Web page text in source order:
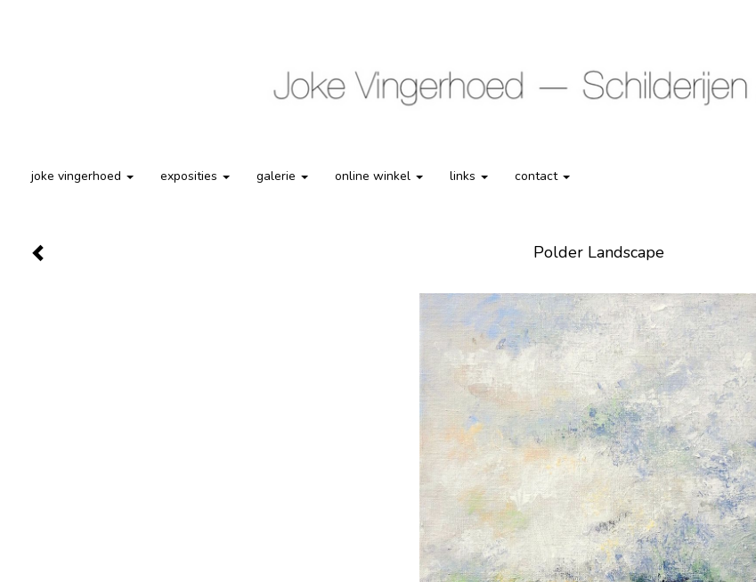
joke vingerhoed exposities galerie online winkel links contact
Polder Landscape